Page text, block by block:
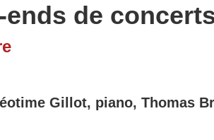
de
Gillot, piano, Thomas